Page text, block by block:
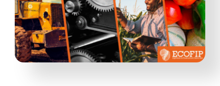
Actus
Nous contacter